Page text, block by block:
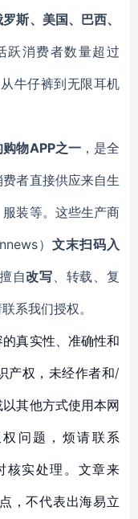
斯、美国、巴西、
跃消费者数量超过
牛仔裤到无限耳机
物APP之一，是全
者直接供应来自生
装等。这些生产商
）文末扫码入
自改写、转载、复
系我们授权。
真实性、准确性和
产权，未经作者和/
其他方式使用本网
问题，烦请联系
核实处理。文章来
，不代表出海易立